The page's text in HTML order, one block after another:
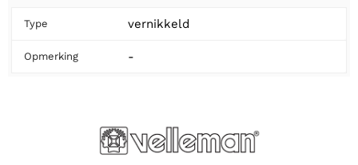
Type vernikkeld
Opmerking -